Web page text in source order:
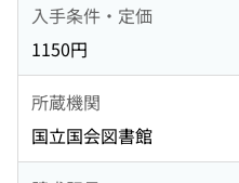
入手条件・定価
1150円
所蔵機関
国立国会図書館